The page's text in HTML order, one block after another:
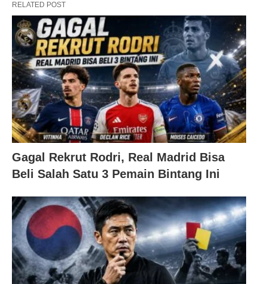
RELATED POST
Gagal Rekrut Rodri, Real Madrid Bisa
Beli Salah Satu 3 Pemain Bintang Ini